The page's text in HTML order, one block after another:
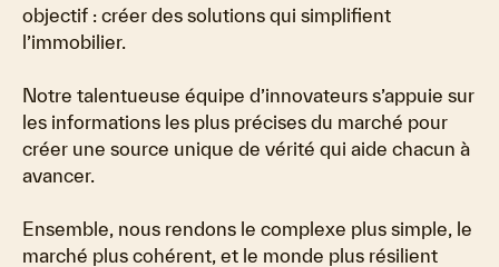
objectif : créer des solutions qui simplifient
l’immobilier.
Notre talentueuse équipe d’innovateurs s’appuie sur
les informations les plus précises du marché pour
créer une source unique de vérité qui aide chacun à
avancer.
Ensemble, nous rendons le complexe plus simple, le
marché plus cohérent, et le monde plus résilient